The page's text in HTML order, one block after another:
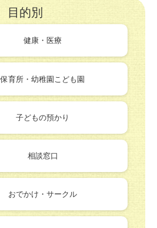
目的別
健康・医療
保育所・幼稚園こども園
子どもの預かり
相談窓口
おでかけ・サークル